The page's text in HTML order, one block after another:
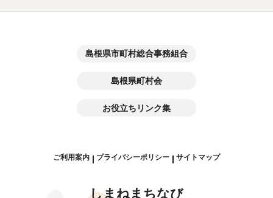
島根県市町村総合事務組合
島根県町村会
お役立ちリンク集
ご利用案内 | プライバシーポリシー | サイトマップ
しまねまちなび